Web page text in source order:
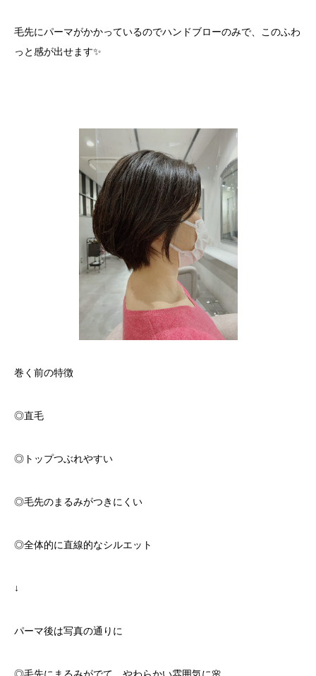
毛先にパーマがかかっているのでハンドブローのみで、このふわ
っと感が出せます✨
巻く前の特徴
◎直毛
◎トップつぶれやすい
◎毛先のまるみがつきにくい
◎全体的に直線的なシルエット
↓
パーマ後は写真の通りに